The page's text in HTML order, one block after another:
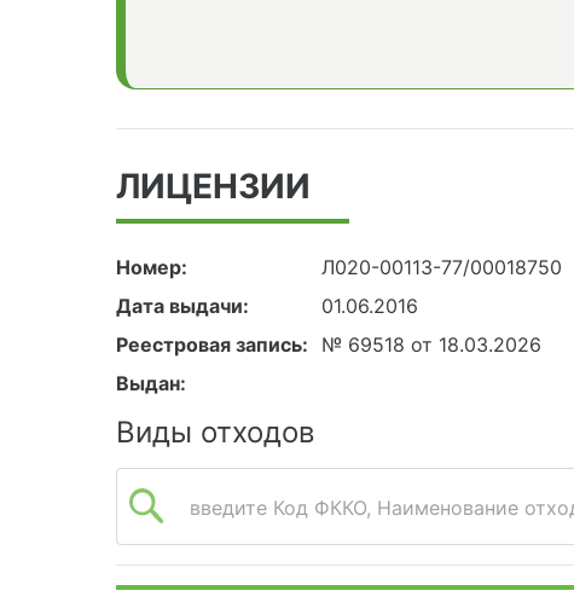
ЛИЦЕНЗИИ
Номер:
Л020-00113-77/00018750
Дата выдачи:
01.06.2016
Реестровая запись:
№ 69518 от 18.03.2026
Выдан:
Виды отходов
введите Код ФККО, Наименование